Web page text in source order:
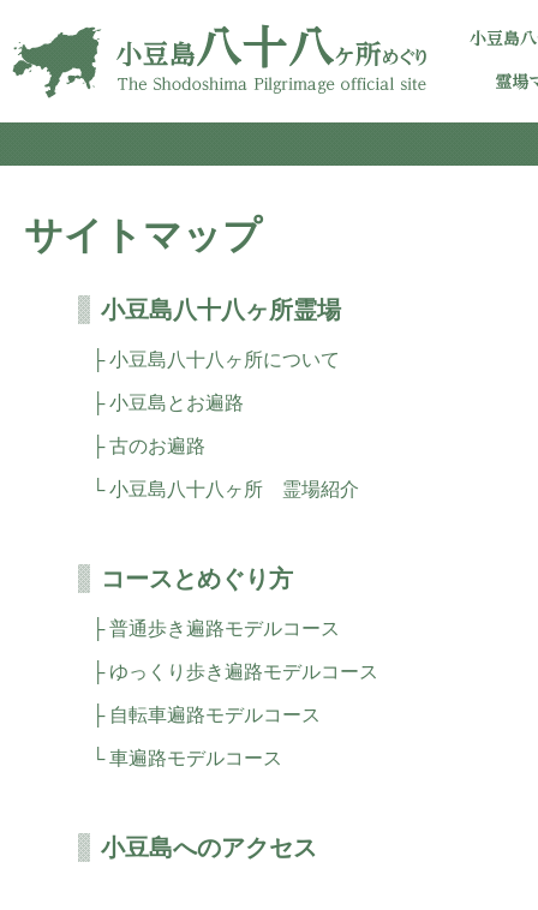
サイトマップ
小豆島八十八ヶ所霊場
小豆島八十八ヶ所について
小豆島とお遍路
古のお遍路
小豆島八十八ヶ所 霊場紹介
コースとめぐり方
普通歩き遍路モデルコース
ゆっくり歩き遍路モデルコース
自転車遍路モデルコース
車遍路モデルコース
小豆島へのアクセス